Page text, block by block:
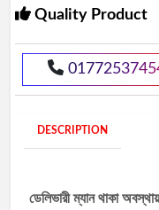
Quality Product
DESCRIPTION
ডেলিভারী ম্যান থাকা